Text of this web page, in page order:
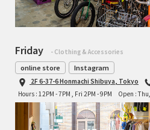
Friday - Clothing & Accessories
online store Instagram
2F 6-37-6 Honmachi Shibuya, Tokyo
Hours : 12PM - 7PM , Fri 2PM - 9PM
Open :